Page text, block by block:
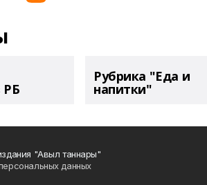
РБ
Рубрика "Еда и
напитки"
"Авыл таннары"
данных